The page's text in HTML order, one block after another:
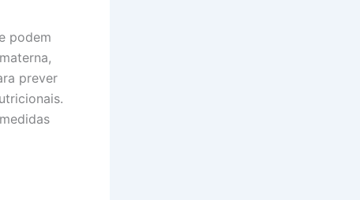
podem
prever